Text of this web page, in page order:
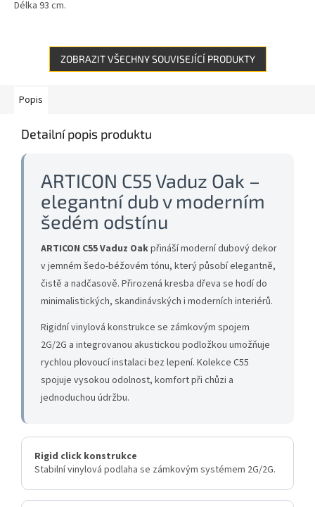
Délka 93 cm.
ZOBRAZIT VŠECHNY SOUVISEJÍCÍ PRODUKTY
Popis
Detailní popis produktu
ARTICON C55 Vaduz Oak –
elegantní dub v moderním
šedém odstínu
ARTICON C55 Vaduz Oakpřináší moderní dubový dekor
v jemném šedo-béžovém tónu, který působí elegantně,
čistě a nadčasově. Přirozená kresba dřeva se hodí do
minimalistických, skandinávských i moderních interiérů.
Rigidní vinylová konstrukce se zámkovým spojem
2G/2G a integrovanou akustickou podložkou umožňuje
rychlou plovoucí instalaci bez lepení. Kolekce C55
spojuje vysokou odolnost, komfort při chůzi a
jednoduchou údržbu.
Rigid click konstrukce
Stabilní vinylová podlaha se zámkovým systémem 2G/2G.